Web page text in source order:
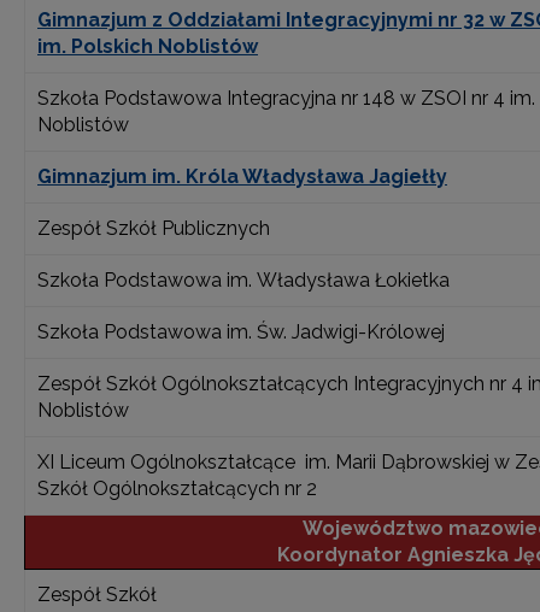
Gimnazjum z Oddziałami Integracyjnymi nr 32 w
im. Polskich Noblistów
Szkoła Podstawowa Integracyjna nr 148 w ZSOI nr 4
Noblistów
Gimnazjum im. Króla Władysława Jagiełły
Zespół Szkół Publicznych
Szkoła Podstawowa im. Władysława Łokietka
Szkoła Podstawowa im. Św. Jadwigi-Królowej
Zespół Szkół Ogólnokształcących Integracyjnych nr 4
Noblistów
XI Liceum Ogólnokształcące im. Marii Dąbrowskiej w
Szkół Ogólnokształcących nr 2
Województwo
Koordynator Agnieszka
Zespół Szkół